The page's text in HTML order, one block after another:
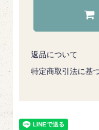
返品について
特定商取引法に基